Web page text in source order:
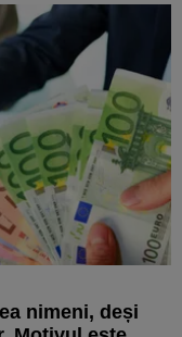
nimeni, deși